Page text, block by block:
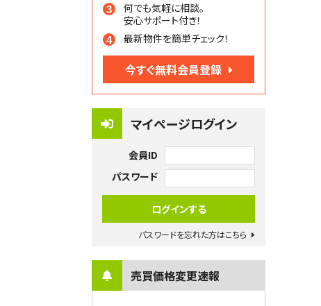
何でも気軽に相談。
安心サポート付き！
最新物件を簡単チェック！
今すぐ無料会員登録
マイページログイン
会員ID
パスワード
パスワードを忘れた方はこちら
売買価格変更速報